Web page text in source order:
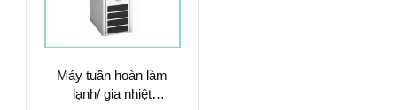
Máy tuần hoàn làm
lạnh/ gia nhiệt